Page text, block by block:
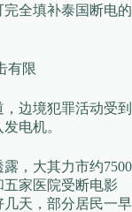
全填补泰国断电的
有限
边境犯罪活动受到
电机。
，大其力市约7500
五家医院受断电影
天，部分居民一早